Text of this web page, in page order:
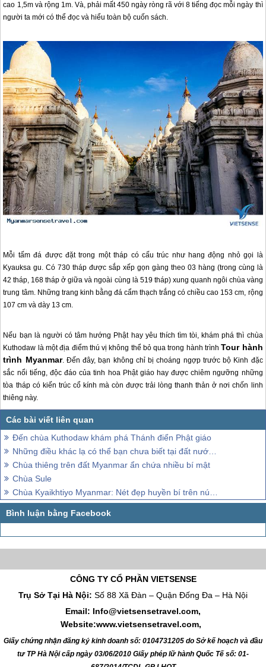
cao 1,5m và rộng 1m. Và, phải mất 450 ngày ròng rã với 8 tiếng đọc mỗi ngày thì
người ta mới có thể đọc và hiểu toàn bộ cuốn sách.
Mỗi tấm đá được đặt trong một tháp có cấu trúc như hang động nhỏ gọi là
Kyauksa gu. Có 730 tháp được sắp xếp gọn gàng theo 03 hàng (trong cùng là
42 tháp, 168 tháp ở giữa và ngoài cùng là 519 tháp) xung quanh ngôi chùa vàng
trung tâm. Những trang kinh bằng đá cẩm thạch trắng có chiều cao 153 cm, rộng
107 cm và dày 13 cm.
Nếu bạn là người có tâm hướng Phật hay yêu thích tìm tòi, khám phá thì chùa
Kuthodaw là một địa điểm thú vị không thể bỏ qua trong hành trìnhTour hành
trình Myanmar. Đến đây, bạn không chỉ bị choáng ngợp trước bộ Kinh đặc
sắc nổi tiếng, độc đáo của tinh hoa Phật giáo hay được chiêm ngưỡng những
tòa tháp có kiến trúc cổ kính mà còn được trải lòng thanh thản ở nơi chốn linh
thiêng này.
Đến chùa Kuthodaw khám phá Thánh điển Phật giáo
Những điều khác lạ có thể bạn chưa biết tại đất nước chùa vàng
Chùa thiêng trên đất Myanmar ẩn chứa nhiều bí mật
Chùa Sule
Chùa Kyaikhtiyo Myanmar: Nét đẹp huyền bí trên núi đá cuội
CÔNG TY CỔ PHẦN VIETSENSE
Trụ Sở Tại Hà Nội: Số 88 Xã Đàn – Quận Đống Đa – Hà Nội
Email: Info@vietsensetravel.com,
Website:www.vietsensetravel.com,
Giấy chứng nhận đăng ký kinh doanh số: 0104731205 do Sở kế hoạch và đầu
tư TP Hà Nội cấp ngày 03/06/2010 Giấy phép lữ hành Quốc Tế số: 01-